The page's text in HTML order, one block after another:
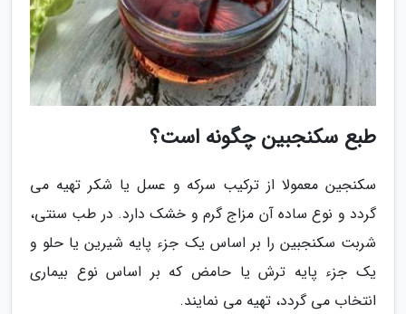
طبع سکنجبین چگونه است؟
سکنجین معمولا از ترکیب سرکه و عسل یا شکر تهیه می
گردد و نوع ساده آن مزاج گرم و خشک دارد. در طب سنتی،
شربت سکنجبین را بر اساس یک جزء پایه شیرین یا حلو و
یک جزء پایه ترش یا حامض که بر اساس نوع بیماری
انتخاب می گردد، تهیه می نمایند.